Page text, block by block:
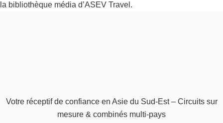
la bibliothèque média d’ASEV Travel.
Votre réceptif de confiance en Asie du Sud-Est – Circuits sur
mesure & combinés multi-pays